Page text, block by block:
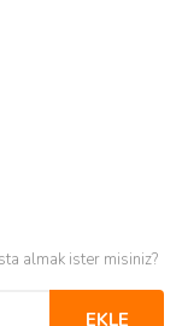
almak ister misiniz?
EKLE